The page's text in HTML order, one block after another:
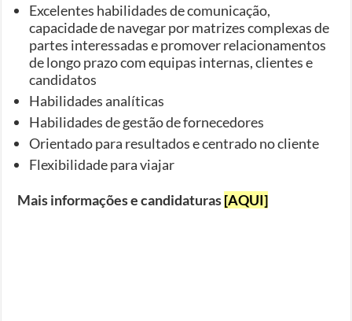
Excelentes habilidades de comunicação,
capacidade de navegar por matrizes complexas de
partes interessadas e promover relacionamentos
de longo prazo com equipas internas, clientes e
candidatos
Habilidades analíticas
Habilidades de gestão de fornecedores
Orientado para resultados e centrado no cliente
Flexibilidade para viajar
Mais informações e candidaturas[AQUI]